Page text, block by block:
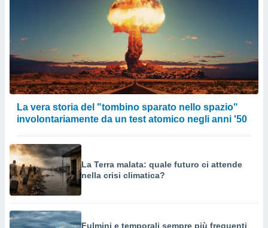
La vera storia del "tombino sparato nello spazio"
involontariamente da un test atomico negli anni '50
La Terra malata: quale futuro ci attende
nella crisi climatica?
Fulmini e temporali sempre più frequenti